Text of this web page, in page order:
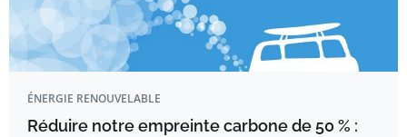
ÉNERGIE RENOUVELABLE
Réduire notre empreinte carbone de 50 % :